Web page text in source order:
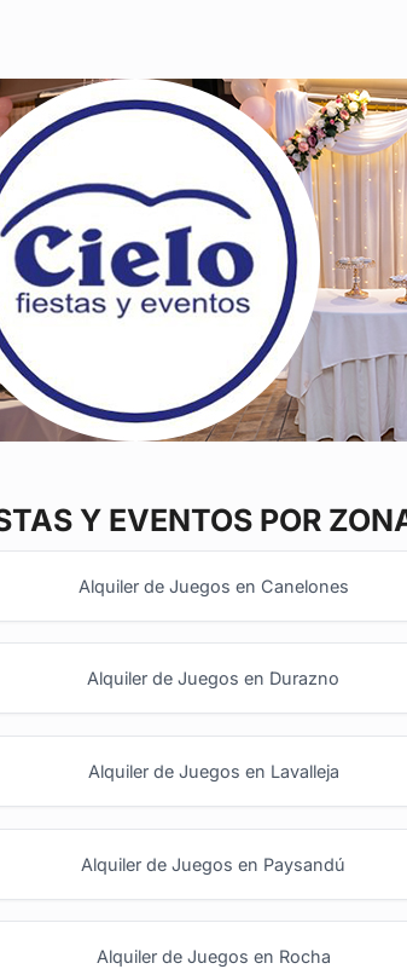
Y EVENTOS POR
Alquiler de Juegos en Canelones
Alquiler de Juegos en Durazno
Alquiler de Juegos en Lavalleja
Alquiler de Juegos en Paysandú
Alquiler de Juegos en Rocha